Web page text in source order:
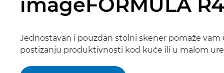
Jednostavan i pouzdan stolni skener pomaže vam
postizanju produktivnosti kod kuće ili u malom